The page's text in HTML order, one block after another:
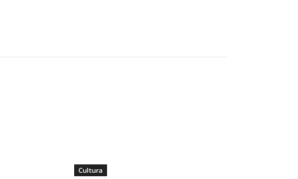
Cultura